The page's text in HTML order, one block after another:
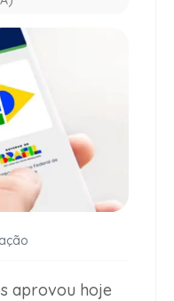
aprovou hoje